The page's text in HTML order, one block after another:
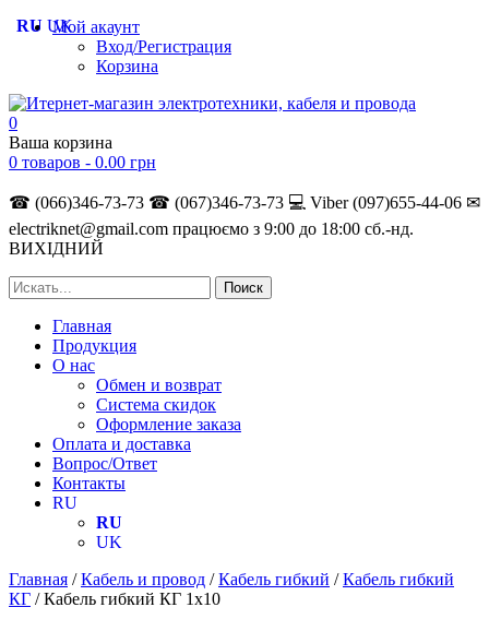
Мой акаунт
Вход/Регистрация
Корзина
0
Ваша корзина
0 товаров - 0.00 грн
☎ (066)346-73-73 ☎ (067)346-73-73 💻 Viber (097)655-44-06 ✉
electriknet@gmail.com працюємо з 9:00 до 18:00 сб.-нд.
ВИХІДНИЙ
Главная
Продукция
О нас
Обмен и возврат
Система скидок
Оформление заказа
Оплата и доставка
Вопрос/Ответ
Контакты
RU
RU
UK
Главная /Кабель и провод /Кабель гибкий /Кабель гибкий
КГ / Кабель гибкий КГ 1х10
RU UK